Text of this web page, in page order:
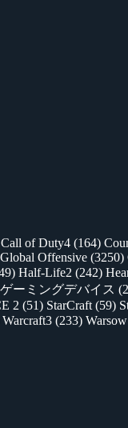
Call of Duty4 (164)
Offensive (3250)
Half-Life2 (242)
ーミングデバイス
2 (51) StarCraft (59)
Warcraft3 (233) Warsow